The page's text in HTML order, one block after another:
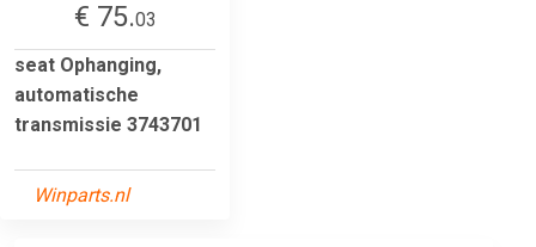
€ 75.03
seat Ophanging,
automatische
transmissie 3743701
Winparts.nl